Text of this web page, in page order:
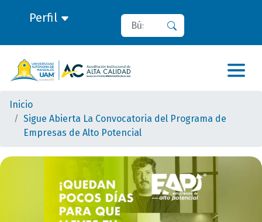
Perfil Buscar
Inicio
Sigue Abierta La Convocatoria del Programa de
Empresas de Alto Potencial